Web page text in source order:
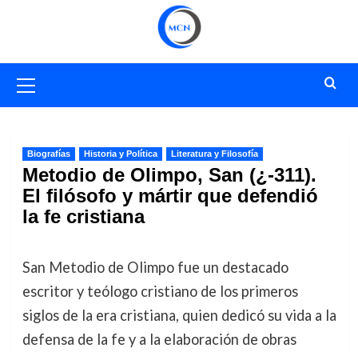
primario
Biografías Historia y Política Literatura y Filosofía
Metodio de Olimpo, San (¿-311).
El filósofo y mártir que defendió
la fe cristiana
San Metodio de Olimpo fue un destacado
escritor y teólogo cristiano de los primeros
siglos de la era cristiana, quien dedicó su vida a la
defensa de la fe y a la elaboración de obras